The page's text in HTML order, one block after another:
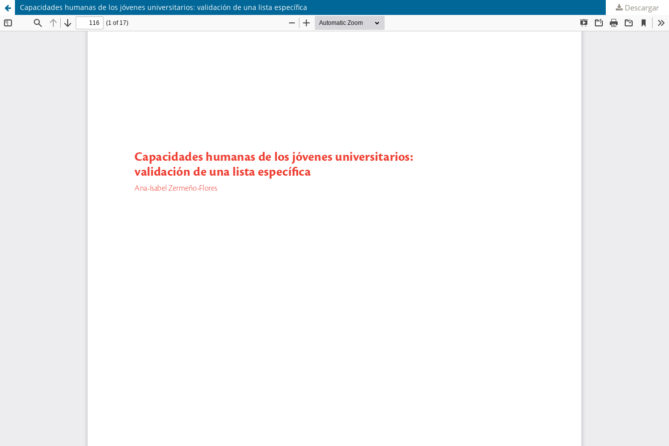
Capacidades humanas de los jóvenes universitarios: validación de una lista específica Descargar